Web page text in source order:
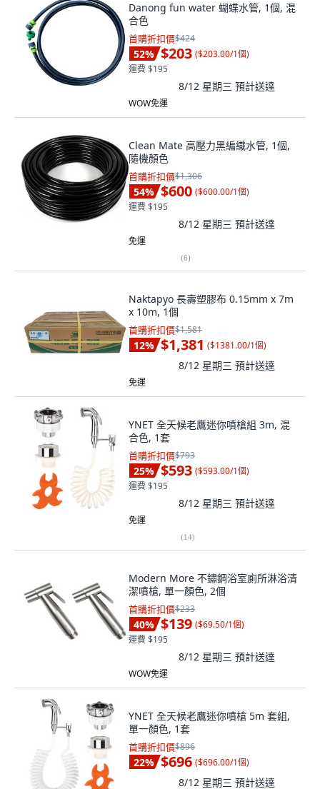
Danong fun water 蝴蝶水管, 1個, 混
合色
首購折扣價$424
52% $203 ($203.00/1個)
運費 $195
8/12 星期三 預計送達
WOW免運
Clean Mate 高壓力黑編織水管, 1個,
隨機顏色
首購折扣價$1,306
54% $600 ($600.00/1個)
運費 $195
8/12 星期三 預計送達
免運
(6)
Naktapyo 長壽塑膠布 0.15mm x 7m
x 10m, 1個
首購折扣價$1,581
12% $1,381 ($1381.00/1個)
8/12 星期三 預計送達
免運
YNET 全天候老鷹迷你噴槍組 3m, 混
合色, 1套
首購折扣價$793
25% $593 ($593.00/1個)
運費 $195
8/12 星期三 預計送達
免運
(14)
Modern More 不鏽鋼浴室廁所淋浴清
潔噴槍, 單一顏色, 2個
首購折扣價$233
40% $139 ($69.50/1個)
運費 $195
8/12 星期三 預計送達
WOW免運
YNET 全天候老鷹迷你噴槍 5m 套組,
單一顏色, 1套
首購折扣價$896
22% $696 ($696.00/1個)
8/12 星期三 預計送達